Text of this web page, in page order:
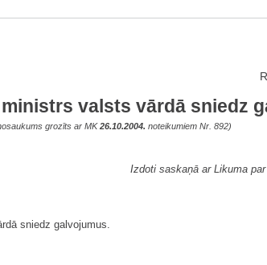
valsts vārdā sniedz
grozīts ar MK26.10.2004. noteikumiem Nr. 892)
Izdoti saskaņā ar Likuma
sniedz galvojumus.